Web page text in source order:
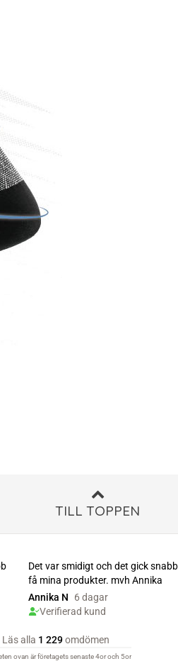
TILL TOPPEN